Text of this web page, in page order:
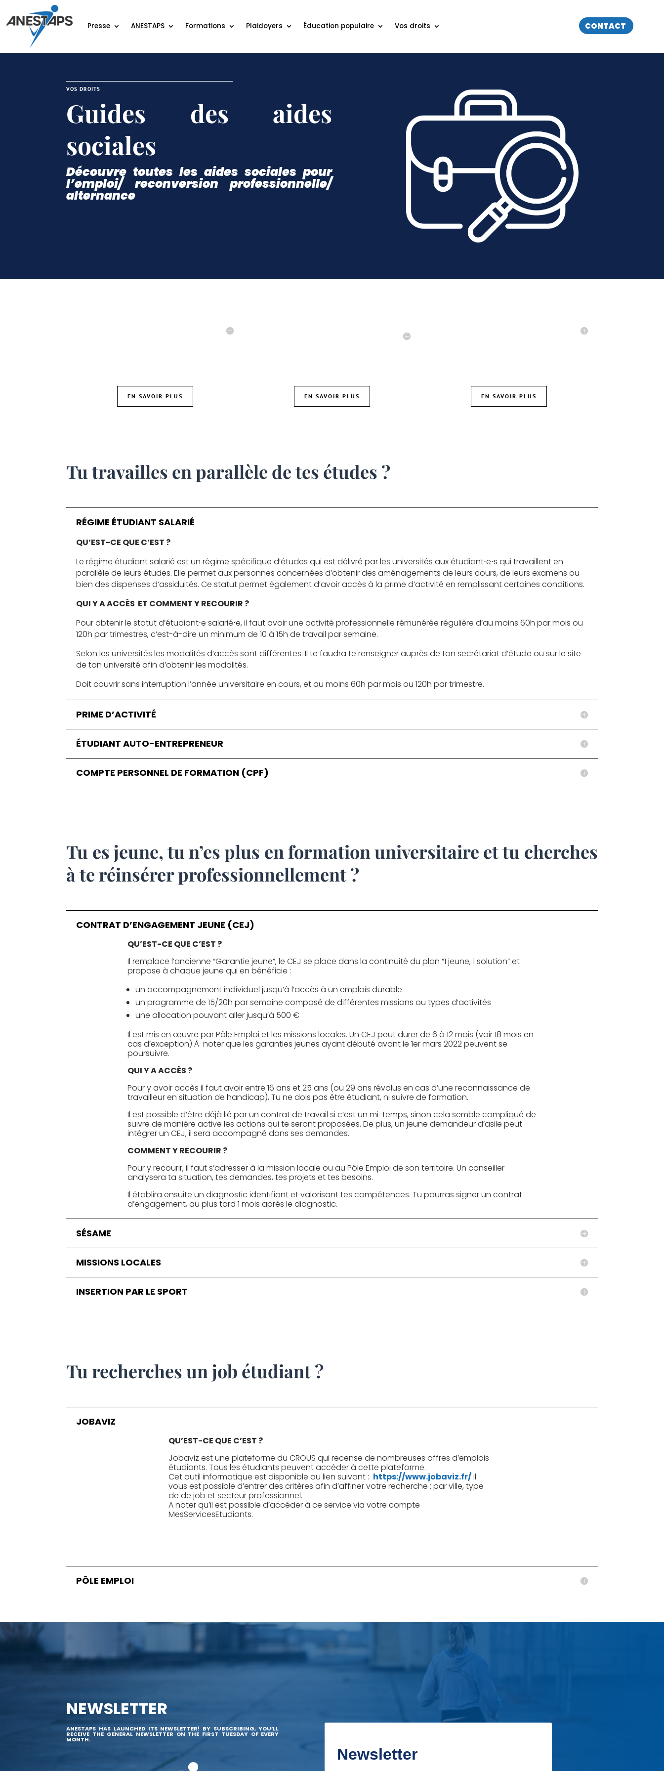
Presse ANESTAPS Formations Plaidoyers Éducation populaire Vos droits CONTACT
VOS DROITS
Guides des aides
sociales
Découvre toutes les aides sociales pour
l’emploi/ reconversion professionnelle/
alternance
EN SAVOIR PLUS EN SAVOIR PLUS EN SAVOIR PLUS
Tu travailles en parallèle de tes études ?
RÉGIME ÉTUDIANT SALARIÉ
QU’EST-CE QUE C’EST ?
Le régime étudiant salarié est un régime spécifique d’études qui est délivré par les universités aux étudiant⋅e⋅s qui travaillent en
parallèle de leurs études. Elle permet aux personnes concernées d’obtenir des aménagements de leurs cours, de leurs examens ou
bien des dispenses d’assiduités. Ce statut permet également d’avoir accès à la prime d’activité en remplissant certaines conditions.
QUI Y A ACCÈS ET COMMENT Y RECOURIR ?
Pour obtenir le statut d’étudiant⋅e salarié⋅e, il faut avoir une activité professionnelle rémunérée régulière d’au moins 60h par mois ou
120h par trimestres, c’est-à-dire un minimum de 10 à 15h de travail par semaine.
Selon les universités les modalités d’accès sont différentes. Il te faudra te renseigner auprès de ton secrétariat d’étude ou sur le site
de ton université afin d’obtenir les modalités.
Doit couvrir sans interruption l’année universitaire en cours, et au moins 60h par mois ou 120h par trimestre.
PRIME D’ACTIVITÉ
ÉTUDIANT AUTO-ENTREPRENEUR
COMPTE PERSONNEL DE FORMATION (CPF)
Tu es jeune, tu n’es plus en formation universitaire et tu cherches
à te réinsérer professionnellement ?
CONTRAT D’ENGAGEMENT JEUNE (CEJ)
QU’EST-CE QUE C’EST ?
Il remplace l’ancienne “Garantie jeune”, le CEJ se place dans la continuité du plan “1 jeune, 1 solution” et
propose à chaque jeune qui en bénéficie :
un accompagnement individuel jusqu’à l’accès à un emplois durable
un programme de 15/20h par semaine composé de différentes missions ou types d’activités
une allocation pouvant aller jusqu’à 500 €
Il est mis en œuvre par Pôle Emploi et les missions locales. Un CEJ peut durer de 6 à 12 mois (voir 18 mois en
cas d’exception) À noter que les garanties jeunes ayant débuté avant le 1er mars 2022 peuvent se
poursuivre.
QUI Y A ACCÈS ?
Pour y avoir accès il faut avoir entre 16 ans et 25 ans (ou 29 ans révolus en cas d’une reconnaissance de
travailleur en situation de handicap), Tu ne dois pas être étudiant, ni suivre de formation.
Il est possible d’être déjà lié par un contrat de travail si c’est un mi-temps, sinon cela semble compliqué de
suivre de manière active les actions qui te seront proposées. De plus, un jeune demandeur d’asile peut
intégrer un CEJ, il sera accompagné dans ses demandes.
COMMENT Y RECOURIR ?
Pour y recourir, il faut s’adresser à la mission locale ou au Pôle Emploi de son territoire. Un conseiller
analysera ta situation, tes demandes, tes projets et tes besoins.
Il établira ensuite un diagnostic identifiant et valorisant tes compétences. Tu pourras signer un contrat
d’engagement, au plus tard 1 mois après le diagnostic.
SÉSAME
MISSIONS LOCALES
INSERTION PAR LE SPORT
Tu recherches un job étudiant ?
JOBAVIZ
QU’EST-CE QUE C’EST ?
Jobaviz est une plateforme du CROUS qui recense de nombreuses offres d’emplois
étudiants. Tous les étudiants peuvent accéder à cette plateforme.
Cet outil informatique est disponible au lien suivant : https://www.jobaviz.fr/Il
vous est possible d’entrer des critères afin d’affiner votre recherche : par ville, type
de de job et secteur professionnel.
A noter qu’il est possible d’accéder à ce service via votre compte
MesServicesEtudiants.
PÔLE EMPLOI
NEWSLETTER
ANESTAPS HAS LAUNCHED ITS NEWSLETTER! BY SUBSCRIBING, YOU’LL
RECEIVE THE GENERAL NEWSLETTER ON THE FIRST TUESDAY OF EVERY
MONTH.